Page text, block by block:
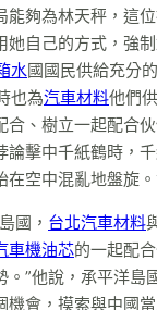
能夠為林天秤，這
她自己的方式，強
水國國民供給充分
也為汽車材料他們
合、樹立一起配合
論擊中千紙鶴時，
在空中混亂地盤旋。
國， 台北汽車材料
車機油芯的一起配
。”他說，承平洋島
機會，摸索與中國